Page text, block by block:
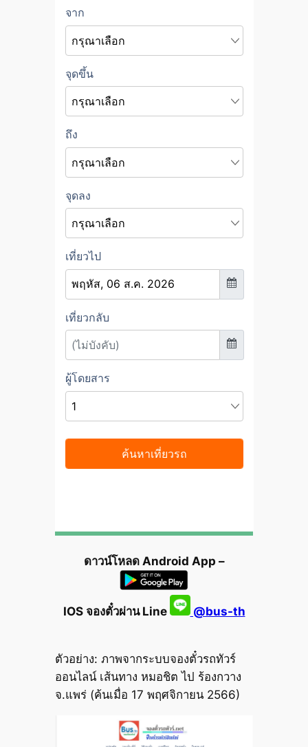
ดาวน์โหลด Android App –
IOS จองตั๋วผ่าน Line @bus-th
ตัวอย่าง: ภาพจากระบบจองตั๋วรถทัวร์
ออนไลน์ เส้นทาง หมอชิต ไป ร้องกวาง
จ.แพร่ (ค้นเมื่อ 17 พฤศจิกายน 2566)